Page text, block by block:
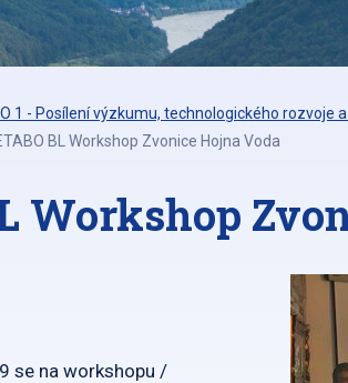
1 - Posílení výzkumu, technologického rozvoje
BL Workshop Zvonice Hojna Voda
Workshop
se na workshopu /